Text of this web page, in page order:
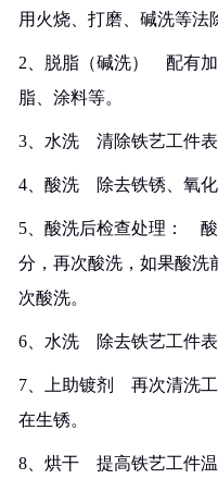
用火烧、打磨、碱洗等法
2、脱脂（碱洗） 配有
脂、涂料等。
3、水洗 清除铁艺工件表
4、酸洗 除去铁锈、氧
5、酸洗后检查处理：
分，再次酸洗，如果酸洗
次酸洗。
6、水洗 除去铁艺工件
7、上助镀剂 再次清洗
在生锈。
8、烘干 提高铁艺工件